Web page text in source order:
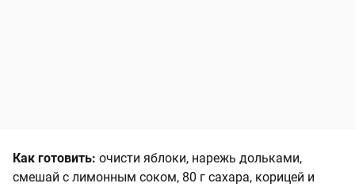
Как готовить: очисти яблоки, нарежь дольками,
смешай с лимонным соком, 80 г сахара, корицей и